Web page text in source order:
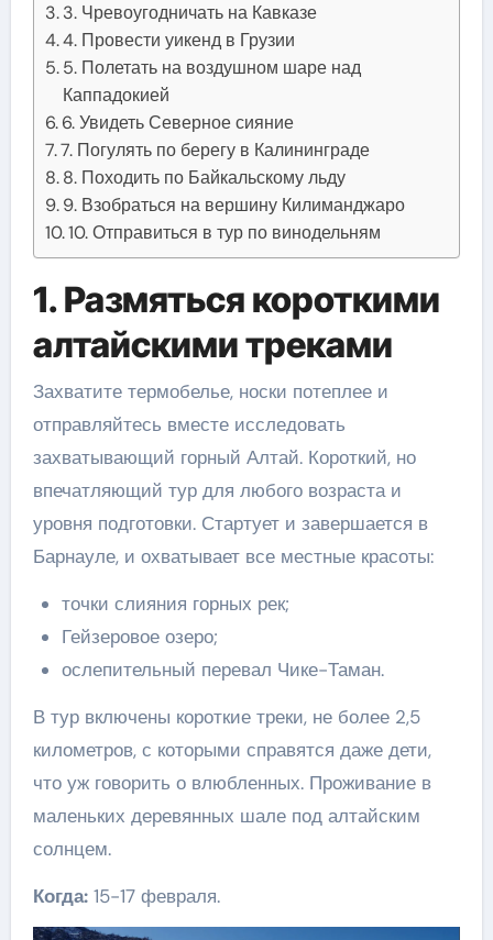
3. Чревоугодничать на Кавказе
4. Провести уикенд в Грузии
5. Полетать на воздушном шаре над
Каппадокией
6. Увидеть Северное сияние
7. Погулять по берегу в Калининграде
8. Походить по Байкальскому льду
9. Взобраться на вершину Килиманджаро
10. Отправиться в тур по винодельням
1. Размяться короткими
алтайскими треками
Захватите термобелье, носки потеплее и
отправляйтесь вместе исследовать
захватывающий горный Алтай. Короткий, но
впечатляющий тур для любого возраста и
уровня подготовки. Стартует и завершается в
Барнауле, и охватывает все местные красоты:
точки слияния горных рек;
Гейзеровое озеро;
ослепительный перевал Чике-Таман.
В тур включены короткие треки, не более 2,5
километров, с которыми справятся даже дети,
что уж говорить о влюбленных. Проживание в
маленьких деревянных шале под алтайским
солнцем.
Когда:15-17 февраля.